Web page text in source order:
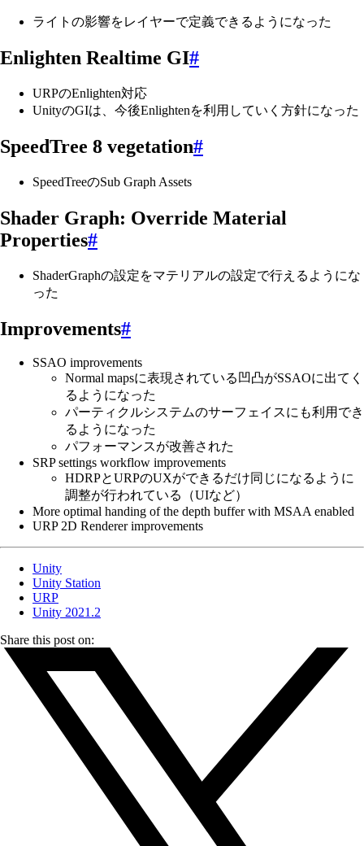
ライトの影響をレイヤーで定義できるようになった
Enlighten Realtime GI#
URPのEnlighten対応
UnityのGIは、今後Enlightenを利用していく方針になった
SpeedTree 8 vegetation#
SpeedTreeのSub Graph Assets
Shader Graph: Override Material
Properties#
ShaderGraphの設定をマテリアルの設定で行えるようにな
った
Improvements#
SSAO improvements
Normal mapsに表現されている凹凸がSSAOに出てく
るようになった
パーティクルシステムのサーフェイスにも利用でき
るようになった
パフォーマンスが改善された
SRP settings workflow improvements
HDRPとURPのUXができるだけ同じになるように
調整が行われている（UIなど）
More optimal handing of the depth buffer with MSAA enabled
URP 2D Renderer improvements
Unity
Unity Station
URP
Unity 2021.2
Share this post on: